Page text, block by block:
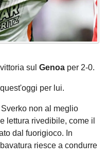
sul Genoa per 2-0.
per lui.
non al meglio
lettura rivedibile, come il
dal fuorigioco. In
riesce a condurre